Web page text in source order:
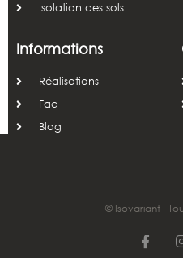
Isolation des sols
Informations
Réalisations
Faq
Blog
© Isovariant -